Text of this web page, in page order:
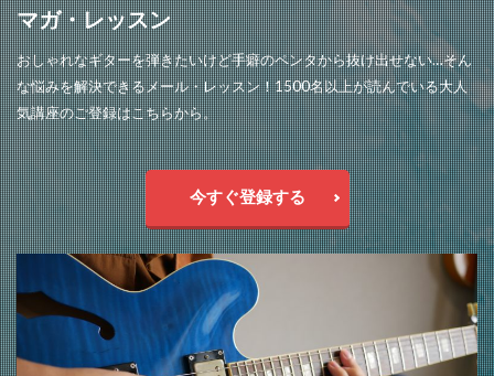
マガ・レッスン
おしゃれなギターを弾きたいけど手癖のペンタから抜け出せない…そん
な悩みを解決できるメール・レッスン！1500名以上が読んでいる大人
気講座のご登録はこちらから。
今すぐ登録する